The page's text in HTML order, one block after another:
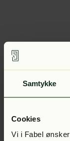
Samtykke
Cookies
Vi i Fabel